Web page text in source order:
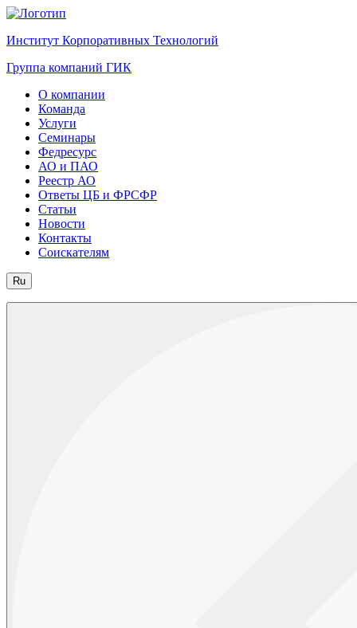
Институт Корпоративных Технологий
Группа компаний ГИК
О компании
Команда
Услуги
Семинары
Федресурс
АО и ПАО
Реестр АО
Ответы ЦБ и ФРСФР
Статьи
Новости
Контакты
Соискателям
Ru